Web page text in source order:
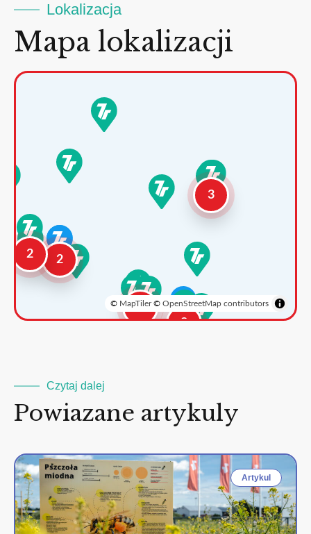
Lokalizacja
Mapa lokalizacji
2
2
3
2
3
© MapTiler© OpenStreetMap contributors
Czytaj dalej
Powiazane artykuly
Artykul